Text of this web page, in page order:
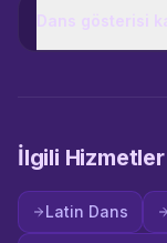
Dans gösterisi
İlgili
Latin Dans